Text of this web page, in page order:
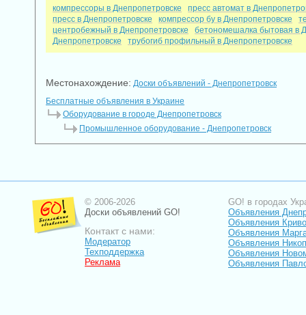
компрессоры в Днепропетровске
пресс автомат в
пресс в Днепропетровске
компрессор бу в Днепропетровске
центробежный в Днепропетровске
бетономешалка бытовая в
Днепропетровске
трубогиб профильный в Днепропетровске
Местонахождение: Доски объявлений - Днепропетровск
Бесплатные объявления в Украине
Оборудование в городе Днепропетровск
Промышленное оборудование - Днепропетровск
© 2006-2026
Доски объявлений GO!
Контакт с нами:
Модератор
Техподдержка
Реклама
GO! в городах
Объявления
Объявления
Объявления
Объявления
Объявления
Объявления